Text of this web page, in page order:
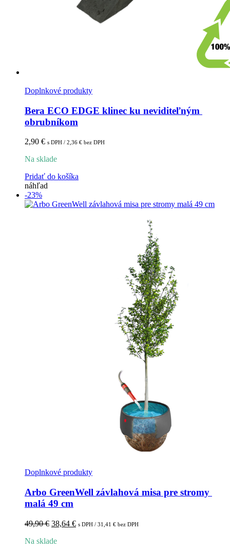
Doplnkové produkty
Bera ECO EDGE klinec ku neviditeľným
obrubníkom
2,90 € s DPH / 2,36 € bez DPH
Na sklade
Pridať do košíka
náhľad
-23%
Doplnkové produkty
Arbo GreenWell závlahová misa pre stromy
malá 49 cm
49,90€ Pôvodná
bola:
38,64 €Aktuálna
s DPH / 31,41 € bez DPH
Na sklade